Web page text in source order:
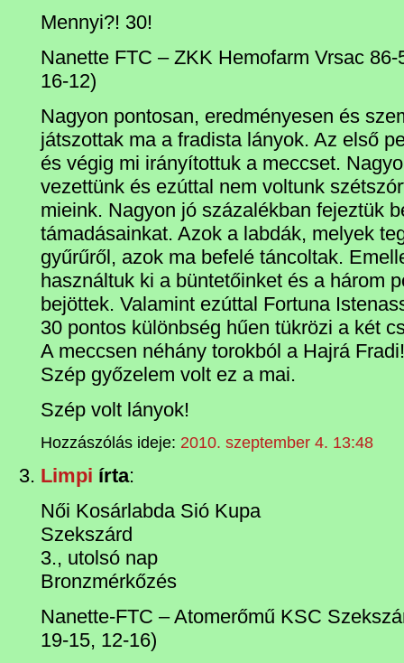
Mennyi?! 30!
Nanette FTC – ZKK Hemofarm Vrsac
16-12)
Nagyon pontosan, eredményesen és
játszottak ma a fradista lányok. Az első
és végig mi irányítottuk a meccset.
vezettünk és ezúttal nem voltunk
mieink. Nagyon jó százalékban fejeztük
támadásainkat. Azok a labdák, melyek
gyűrűről, azok ma befelé táncoltak.
használtuk ki a büntetőinket és a három
bejöttek. Valamint ezúttal Fortuna
30 pontos különbség hűen tükrözi a két
A meccsen néhány torokból a Hajrá
Szép győzelem volt ez a mai.
Szép volt lányok!
Hozzászólás ideje: 2010. szeptember 4. 13:48
Limpi írta:
Női Kosárlabda Sió Kupa
Szekszárd
3., utolsó nap
Bronzmérkőzés
Nanette-FTC – Atomerőmű KSC
19-15, 12-16)